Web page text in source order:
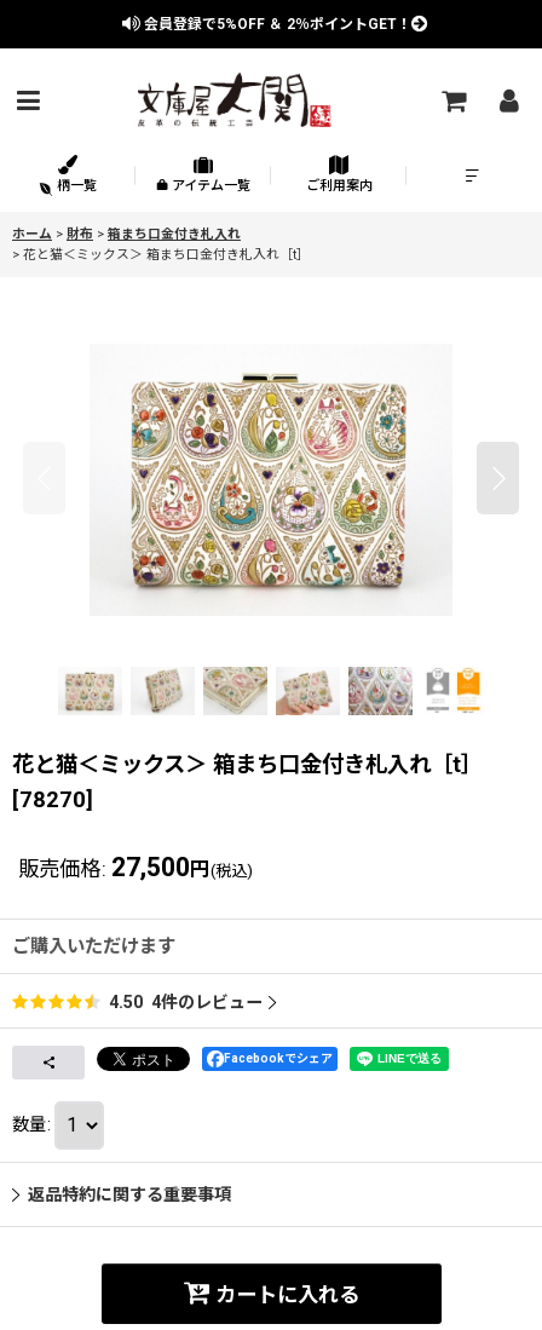
会員登録で5%OFF ＆ 2％ポイントGET！
柄一覧 アイテム一覧 ご利用案内
ホーム > 財布 > 箱まち口金付き札入れ
> 花と猫＜ミックス＞ 箱まち口金付き札入れ［t］
花と猫＜ミックス＞ 箱まち口金付き札入れ［t］
[78270]
販売価格: 27,500 円 (税込)
ご購入いただけます
4.50 4件のレビュー
Facebookでシェア
数量:
返品特約に関する重要事項
カートに入れる